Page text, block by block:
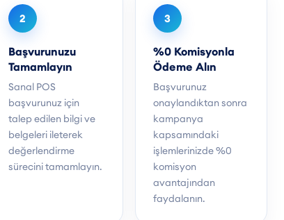
2
Başvurunuzu
Tamamlayın
Sanal POS
başvurunuz için
talep edilen bilgi ve
belgeleri ileterek
değerlendirme
sürecini tamamlayın.
3
%0 Komisyonla
Ödeme Alın
Başvurunuz
onaylandıktan sonra
kampanya
kapsamındaki
işlemlerinizde %0
komisyon
avantajından
faydalanın.